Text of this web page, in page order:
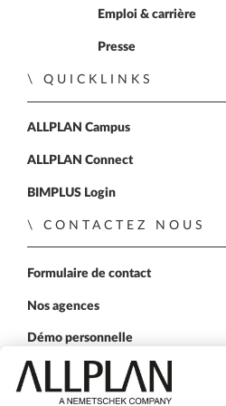
Emploi & carrière
Presse
QUICKLINKS
ALLPLAN Campus
ALLPLAN Connect
BIMPLUS Login
CONTACTEZ NOUS
Formulaire de contact
Nos agences
Démo personnelle
SUIVEZ-NOUS SUR